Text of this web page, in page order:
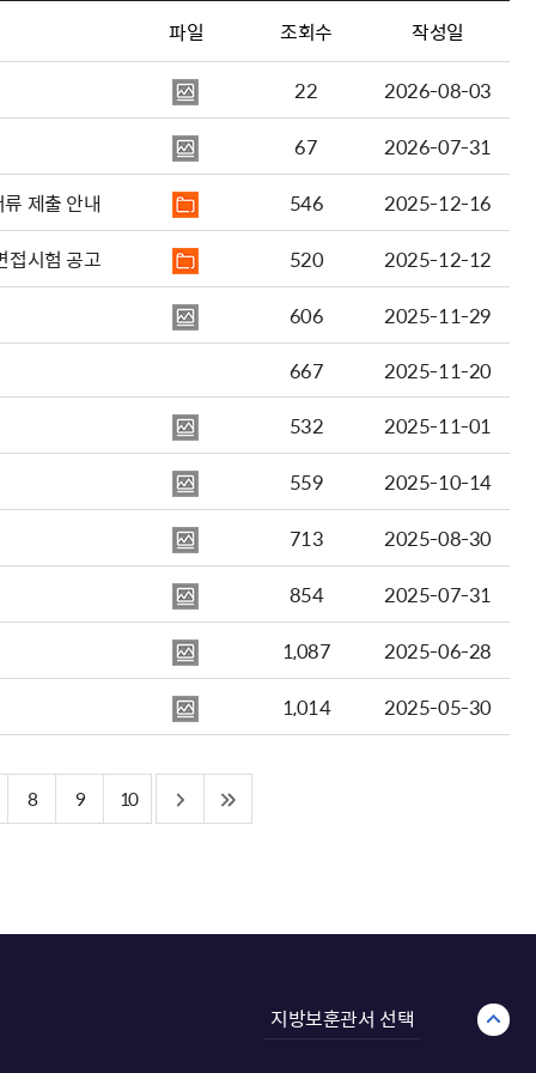
파일 조회수 작성일
22
2026-08-03
67
2026-07-31
표 및 채용서류 제출 안내
546
2025-12-16
자 발표 및 면접시험 공고
520
2025-12-12
606
2025-11-29
667
2025-11-20
532
2025-11-01
559
2025-10-14
713
2025-08-30
854
2025-07-31
1,087
2025-06-28
1,014
2025-05-30
8 9 10
지방보훈관서 선택